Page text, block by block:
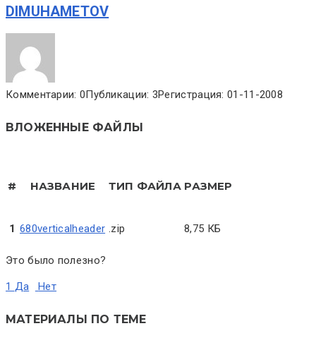
DIMUHAMETOV
Комментарии: 0Публикации: 3Регистрация: 01-11-2008
ВЛОЖЕННЫЕ ФАЙЛЫ
# НАЗВАНИЕ ТИП ФАЙЛА РАЗМЕР
1 680verticalheader .zip 8,75 КБ
Это было полезно?
1 Да Нет
МАТЕРИАЛЫ ПО ТЕМЕ